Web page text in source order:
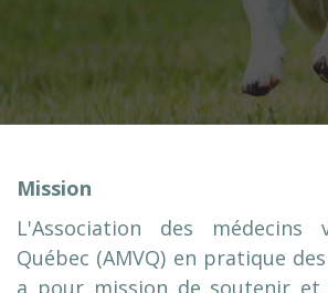
Mission
L'Association des médecins
Québec (AMVQ) en pratique